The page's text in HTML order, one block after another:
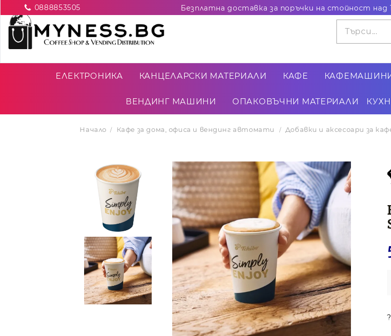
0888853505
ЕЛЕКТРОНИКА КАНЦЕЛАРСКИ МАТЕРИАЛИ КАФЕ
ВЕНДИНГ МАШИНИ ОПАКОВЪЧНИ МАТЕРИАЛИ
Начало Кафе за дома, офиса и вендинг автомати Добавки и аксесоари за